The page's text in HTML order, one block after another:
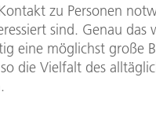
zu Personen
sind. Genau
eine möglichst große
die Vielfalt des